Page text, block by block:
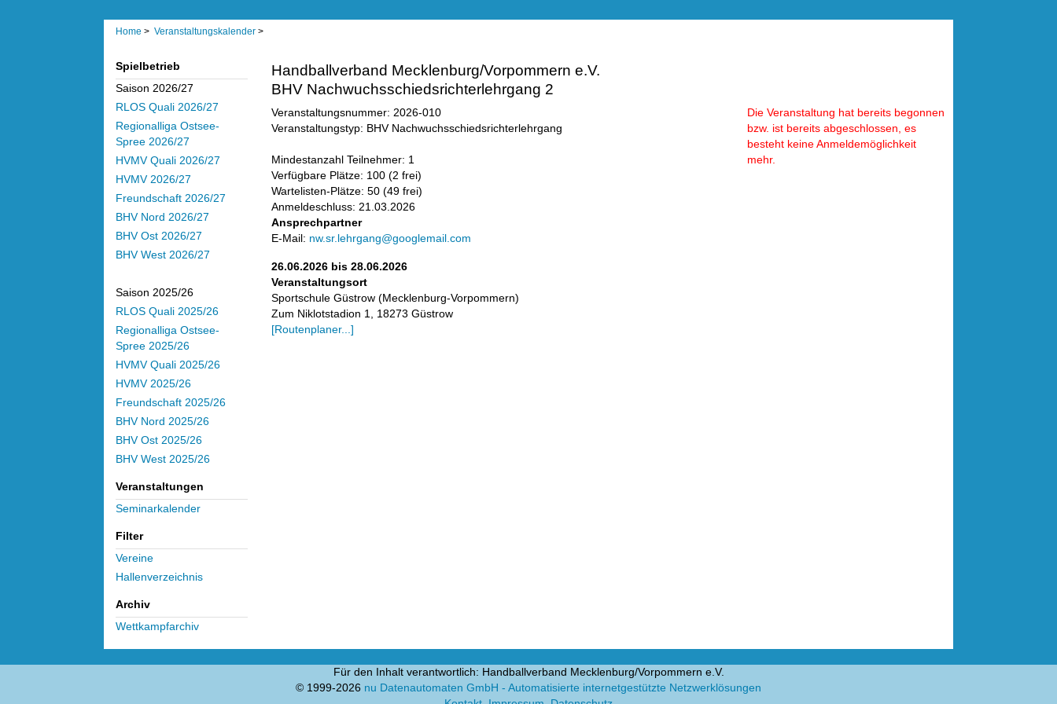
Home > Veranstaltungskalender >
Spielbetrieb
Saison 2026/27
RLOS Quali 2026/27
Regionalliga Ostsee-
Spree 2026/27
HVMV Quali 2026/27
HVMV 2026/27
Freundschaft 2026/27
BHV Nord 2026/27
BHV Ost 2026/27
BHV West 2026/27
Saison 2025/26
RLOS Quali 2025/26
Regionalliga Ostsee-
Spree 2025/26
HVMV Quali 2025/26
HVMV 2025/26
Freundschaft 2025/26
BHV Nord 2025/26
BHV Ost 2025/26
BHV West 2025/26
Veranstaltungen
Seminarkalender
Filter
Vereine
Hallenverzeichnis
Archiv
Wettkampfarchiv
Handballverband Mecklenburg/Vorpommern e.V.
BHV Nachwuchsschiedsrichterlehrgang 2
Veranstaltungsnummer: 2026-010
Veranstaltungstyp: BHV Nachwuchsschiedsrichterlehrgang
Mindestanzahl Teilnehmer: 1
Verfügbare Plätze: 100 (2 frei)
Wartelisten-Plätze: 50 (49 frei)
Anmeldeschluss: 21.03.2026
Ansprechpartner
E-Mail: nw.sr.lehrgang@googlemail.com
26.06.2026 bis 28.06.2026
Veranstaltungsort
Sportschule Güstrow (Mecklenburg-Vorpommern)
Zum Niklotstadion 1, 18273 Güstrow
[Routenplaner...]
Die Veranstaltung hat bereits begonnen
bzw. ist bereits abgeschlossen, es
besteht keine Anmeldemöglichkeit
mehr.
Für den Inhalt verantwortlich: Handballverband Mecklenburg/Vorpommern e.V.
© 1999-2026 nu Datenautomaten GmbH - Automatisierte internetgestützte Netzwerklösungen